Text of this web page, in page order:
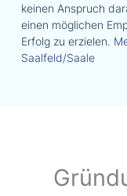
keinen Anspruch
einen möglichen
Erfolg zu erzielen.
Saalfeld/Saale